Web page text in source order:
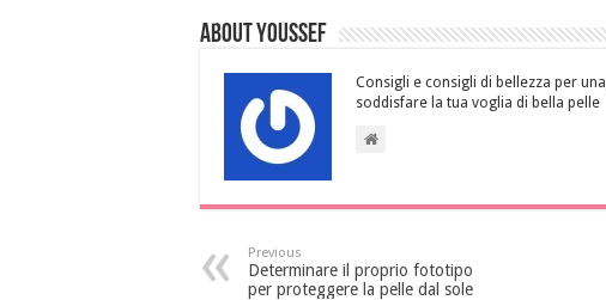
About Youssef
Consigli e consigli di bellezza per
soddisfare la tua voglia di bella pelle
Previous
Determinare il proprio fototipo
per proteggere la pelle dal sole